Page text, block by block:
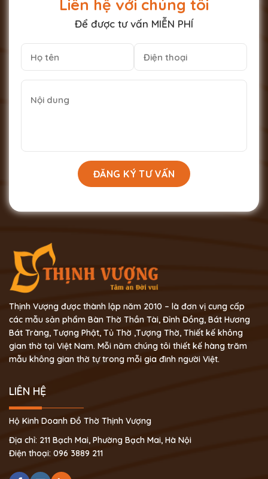
Liên hệ với chúng tôi
Để được tư vấn MIỄN PHÍ
Thịnh Vượng được thành lập năm 2010 – là đơn vị cung cấp
các mẫu sản phẩm Bàn Thờ Thần Tài, Đỉnh Đồng, Bát Hương
Bát Tràng, Tượng Phật, Tủ Thờ ,Tượng Thờ, Thiết kế không
gian thờ tại Việt Nam. Mỗi năm chúng tôi thiết kế hàng trăm
mẫu không gian thờ tự trong mỗi gia đình người Việt.
LIÊN HỆ
Hộ Kinh Doanh Đồ Thờ Thịnh Vượng
Địa chỉ: 211 Bạch Mai, Phường Bạch Mai, Hà Nội
Điện thoại: 096 3889 211